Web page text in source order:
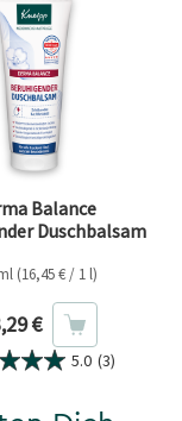
Balance
Duschbalsam
(16,45 € / 1 l)
Preis
€
5.0 (3)